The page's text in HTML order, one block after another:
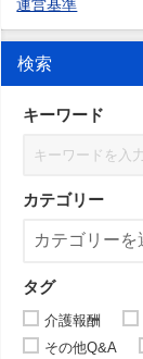
運営基準
検索
キーワード
カテゴリー
タグ
介護報酬
その他Q&A